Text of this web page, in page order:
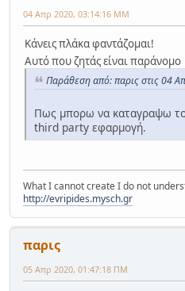
04 Απρ 2020, 03:14:16 ΜΜ
Κάνεις πλάκα φαντάζομαι!
Αυτό που ζητάς είναι παράνομο
Παράθεση από: παρις στις 04
Πως μπορω να καταγραψω
third party εφαρμογή.
What I cannot create I do not
http://evripides.mysch.gr
παρις
05 Απρ 2020, 01:47:18 ΠΜ